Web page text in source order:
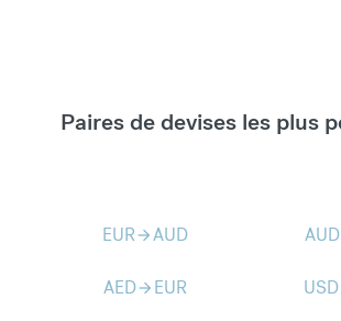
Paires de devises les plus
EURarrow_forwardAUD AUD
AEDarrow_forward EUR USD